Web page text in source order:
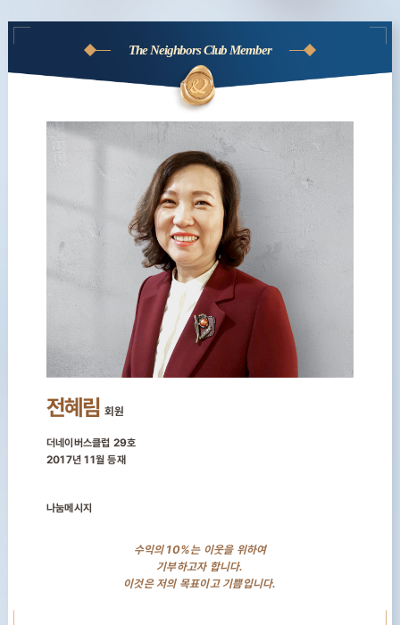
The Neighbors Club Member
전혜림 회원
더네이버스클럽 29호
2017년 11월 등재
나눔메시지
수익의 10%는 이웃을 위하여
기부하고자 합니다.
이것은 저의 목표이고 기쁨입니다.